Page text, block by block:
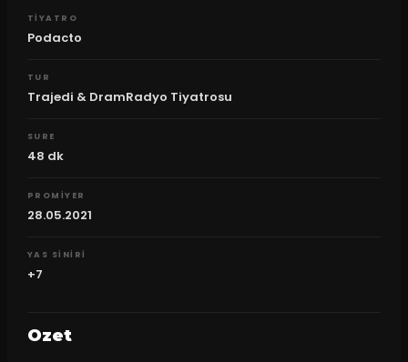
TIYATRO
Podacto
TUR
Trajedi & DramRadyo Tiyatrosu
SURE
48 dk
PROMIYER
28.05.2021
YAS SINIRI
+7
Ozet